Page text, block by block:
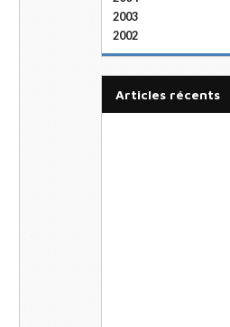
2003
2002
articles récents